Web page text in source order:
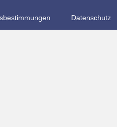
Datenschutz